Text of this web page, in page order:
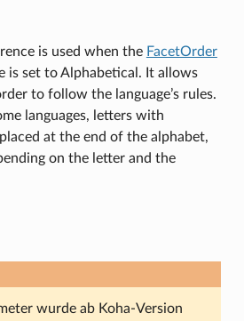
is used when the FacetOrder
is set to Alphabetical. It allows
to follow the language’s rules.
languages, letters with
at the end of the alphabet,
on the letter and the
wurde ab Koha-Version